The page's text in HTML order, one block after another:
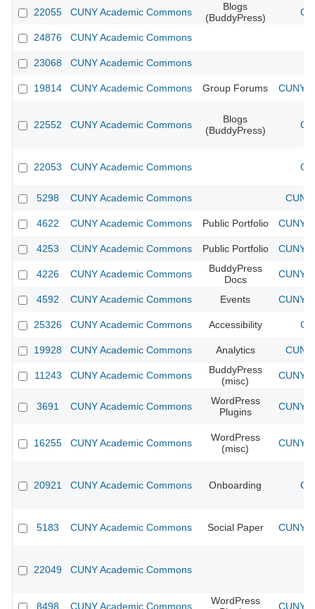
22055 CUNY Academic Commons
Blogs
(BuddyPress)
24876 CUNY Academic Commons
23068 CUNY Academic Commons
19814 CUNY Academic Commons Group Forums CUNY
22552 CUNY Academic Commons
Blogs
(BuddyPress)
22053 CUNY Academic Commons
5298 CUNY Academic Commons
4622 CUNY Academic Commons Public Portfolio CUNY
4253 CUNY Academic Commons Public Portfolio CUNY
4226 CUNY Academic Commons
BuddyPress
Docs
CUNY
4592 CUNY Academic Commons Events CUNY
25326 CUNY Academic Commons Accessibility
19928 CUNY Academic Commons Analytics
11243 CUNY Academic Commons
BuddyPress
(misc)
CUNY
3691 CUNY Academic Commons
WordPress
Plugins
CUNY
16255 CUNY Academic Commons
WordPress
(misc)
CUNY
20921 CUNY Academic Commons Onboarding
5183 CUNY Academic Commons Social Paper CUNY
22049 CUNY Academic Commons
8498 CUNY Academic Commons
WordPress
CUNY